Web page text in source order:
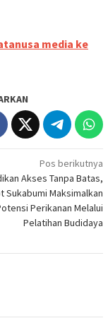
media ke
Pos berikutnya
Akses Tanpa Batas,
Sukabumi Maksimalkan
Perikanan Melalui
Pelatihan Budidaya